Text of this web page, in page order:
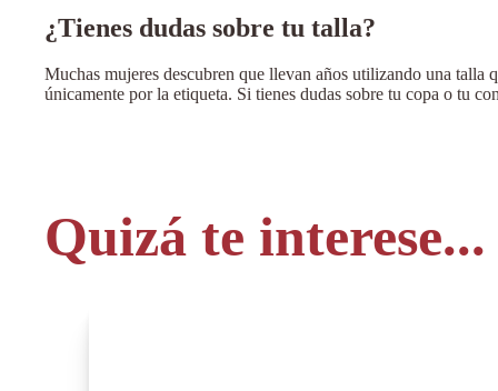
¿Tienes dudas sobre tu talla?
Muchas mujeres descubren que llevan años utilizando una talla
únicamente por la etiqueta. Si tienes dudas sobre tu copa o tu
Quizá te interese...